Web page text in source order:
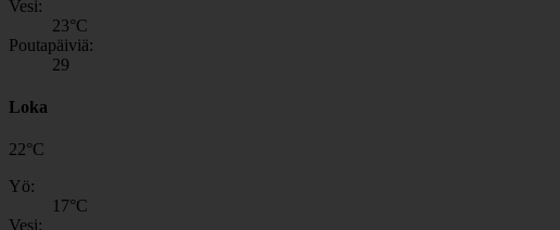
Vesi:
23°C
Poutapäiviä:
29
Loka
22°C
Yö:
17°C
Vesi: